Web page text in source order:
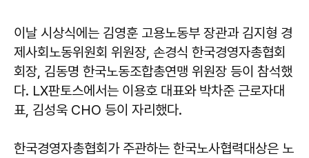
이날 시상식에는 김영훈 고용노동부 장관과 김지형 경
제사회노동위원회 위원장, 손경식 한국경영자총협회
회장, 김동명 한국노동조합총연맹 위원장 등이 참석했
다. LX판토스에서는 이용호 대표와 박차준 근로자대
표, 김성욱 CHO 등이 자리했다.
한국경영자총협회가 주관하는 한국노사협력대상은 노